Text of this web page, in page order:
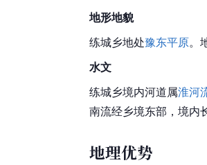
地形地貌
练城乡地处豫东平原。
水文
练城乡境内河道属淮河
南流经乡境东部，境内
地理优势